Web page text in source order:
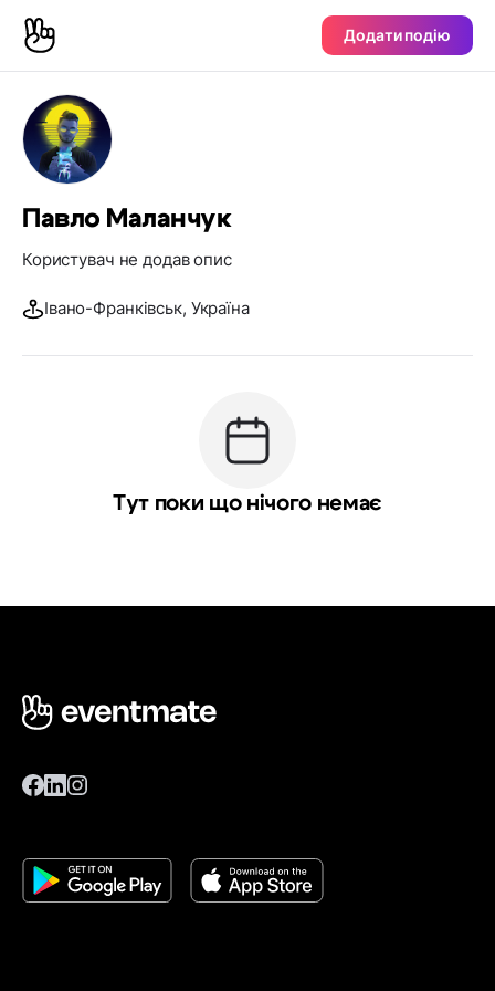
Додати подію
Павло Маланчук
Користувач не додав опис
Івано-Франківськ, Україна
Тут поки що нічого немає